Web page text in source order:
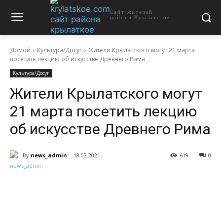
Сайт жителей
района Крылатское
Домой Культура/Досуг
Жители Крылатского могут 21 марта
посетить лекцию об искусстве Древнего Рима
Культура/Досуг
Жители Крылатского могут
21 марта посетить лекцию
об искусстве Древнего Рима
By news_admin 18.03.2021 0
619